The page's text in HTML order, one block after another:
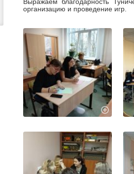
Выражаем благодарность
организацию и проведение игр.